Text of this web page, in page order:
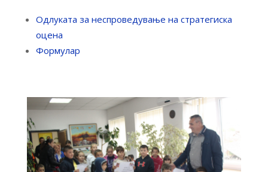
Одлуката за неспроведување на стратегиска
оцена
Формулар